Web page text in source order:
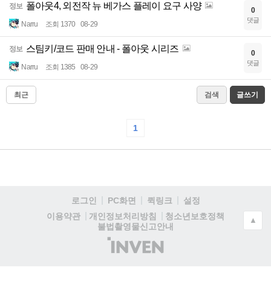
정보 폴아웃4, 외전작 뉴 베가스 플레이 요구 사양
Narru 조회 1370 08-29
0
댓글
정보 스팀키/코드 판매 안내 - 폴아웃 시리즈
Narru 조회 1385 08-29
0
댓글
최근 검색 글쓰기
1
로그인 PC화면 퀵링크
설정
이용약관
개인정보처리방침
청소년보호정책
불법촬영물신고안내
(주)
인
▲